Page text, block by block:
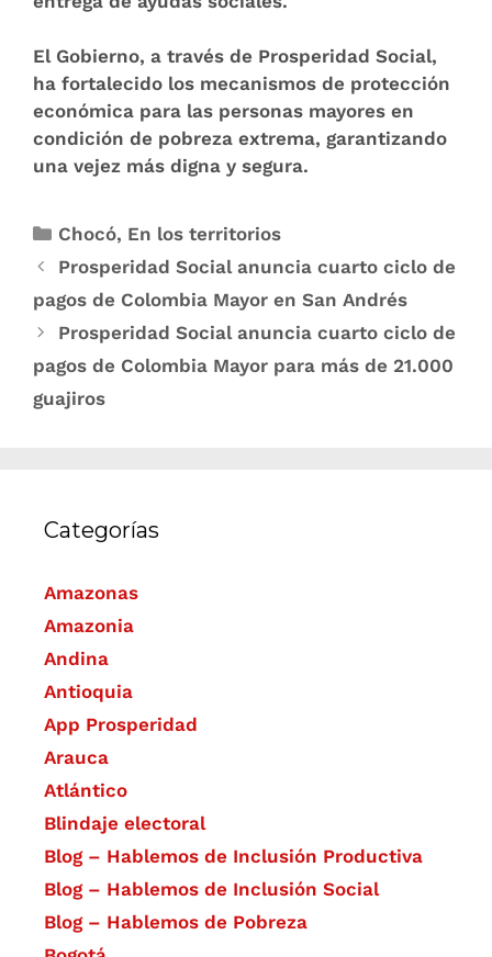
El Gobierno, a través de Prosperidad Social,
ha fortalecido los mecanismos de protección
económica para las personas mayores en
condición de pobreza extrema, garantizando
una vejez más digna y segura.
Chocó, En los territorios
Prosperidad Social anuncia cuarto ciclo de
pagos de Colombia Mayor en San Andrés
Prosperidad Social anuncia cuarto ciclo de
pagos de Colombia Mayor para más de 21.000
guajiros
Categorías
Amazonas
Amazonia
Andina
Antioquia
App Prosperidad
Arauca
Atlántico
Blindaje electoral
Blog – Hablemos de Inclusión Productiva
Blog – Hablemos de Inclusión Social
Blog – Hablemos de Pobreza